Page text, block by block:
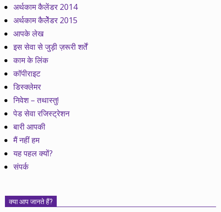
अर्थकाम कैलेंडर 2014
अर्थकाम कैलेेंडर 2015
आपके लेख
इस सेवा से जुड़ी ज़रूरी शर्तें
काम के लिंक
कॉपीराइट
डिस्क्लेमर
निवेश – तथास्तु!
पेड सेवा रजिस्ट्रेशन
बारी आपकी
मैं नहीं हम
यह पहल क्यों?
संपर्क
क्या आप जानते हैं?